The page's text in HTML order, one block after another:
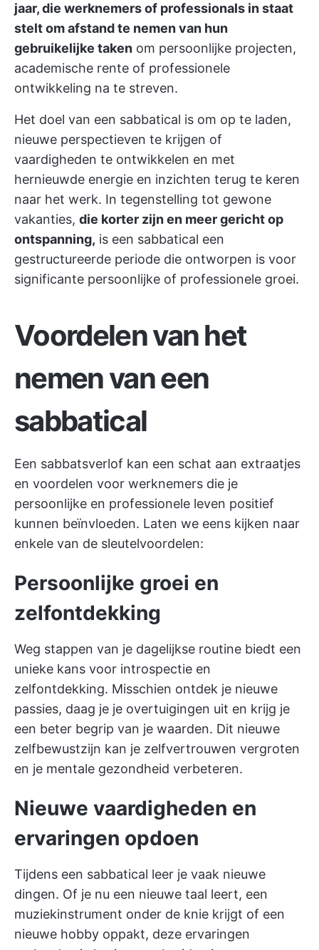
jaar, die werknemers of professionals in staat
stelt om afstand te nemen van hun
gebruikelijke taken om persoonlijke projecten,
academische rente of professionele
ontwikkeling na te streven.
Het doel van een sabbatical is om op te laden,
nieuwe perspectieven te krijgen of
vaardigheden te ontwikkelen en met
hernieuwde energie en inzichten terug te keren
naar het werk. In tegenstelling tot gewone
vakanties, die korter zijn en meer gericht op
ontspanning, is een sabbatical een
gestructureerde periode die ontworpen is voor
significante persoonlijke of professionele groei.
Voordelen van het
nemen van een
sabbatical
Een sabbatsverlof kan een schat aan extraatjes
en voordelen voor werknemers die je
persoonlijke en professionele leven positief
kunnen beïnvloeden. Laten we eens kijken naar
enkele van de sleutelvoordelen:
Persoonlijke groei en
zelfontdekking
Weg stappen van je dagelijkse routine biedt een
unieke kans voor introspectie en
zelfontdekking. Misschien ontdek je nieuwe
passies, daag je je overtuigingen uit en krijg je
een beter begrip van je waarden. Dit nieuwe
zelfbewustzijn kan je zelfvertrouwen vergroten
en je mentale gezondheid verbeteren.
Nieuwe vaardigheden en
ervaringen opdoen
Tijdens een sabbatical leer je vaak nieuwe
dingen. Of je nu een nieuwe taal leert, een
muziekinstrument onder de knie krijgt of een
nieuwe hobby oppakt, deze ervaringen